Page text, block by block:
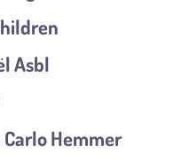
Asbl
Hemmer